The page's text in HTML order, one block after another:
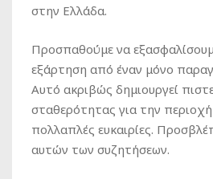
στην Ελλάδα.
Προσπαθούμε να
εξάρτηση από έναν μόνο
Αυτό ακριβώς δημιουργεί
σταθερότητας για την
πολλαπλές ευκαιρίες.
αυτών των συζητήσεων.